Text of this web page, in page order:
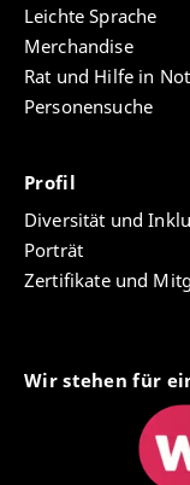
Leichte Sprache
Merchandise
Rat und Hilfe in
Personensuche
Profil
Diversität und
Porträt
Zertifikate und
Wir stehen für